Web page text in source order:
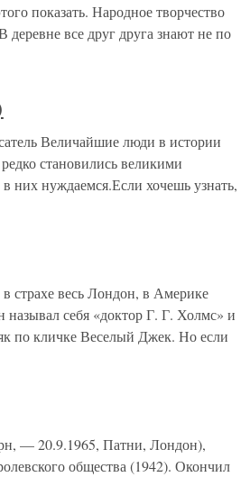
показать. Народное творчество
все друг друга знают не по
Величайшие люди в истории
становились великими
них нуждаемся.Если хочешь узнать,
страхе весь Лондон, в Америке
называл себя «доктор Г. Г. Холмс» и
по кличке Веселый Джек. Но если
— 20.9.1965, Патни, Лондон),
общества (1942). Окончил